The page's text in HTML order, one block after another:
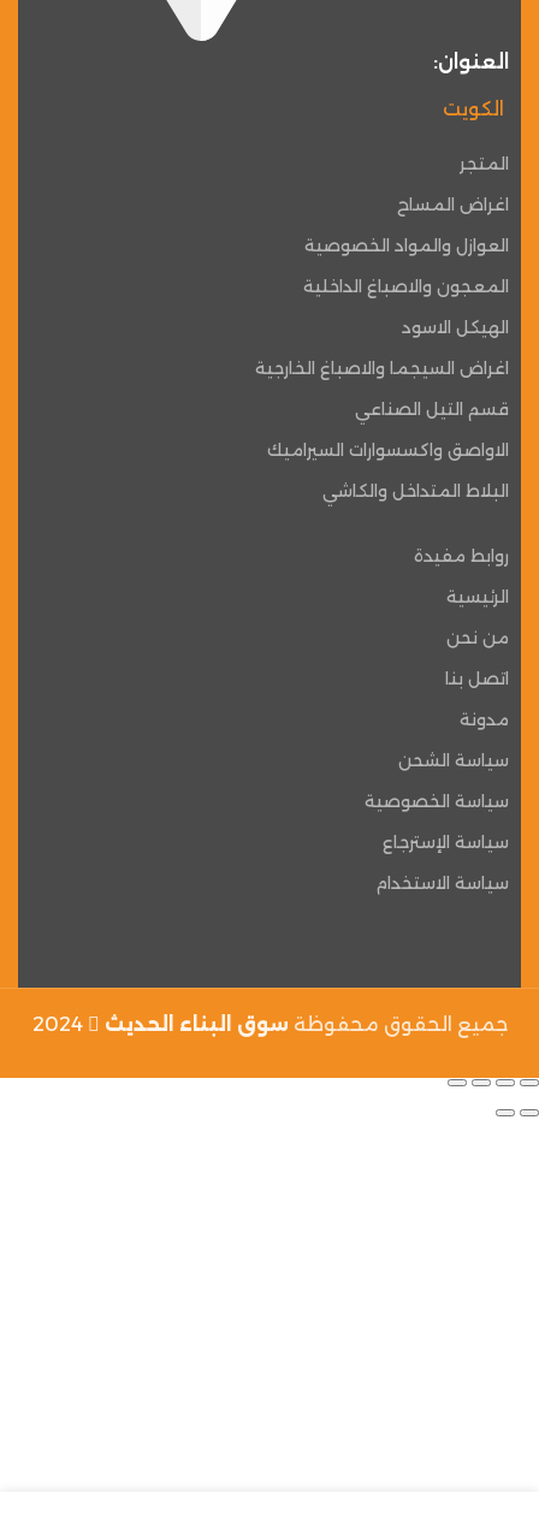
العنوان:
الكويت
المتجر
اغراض المساح
العوازل والمواد الخصوصية
المعجون والاصباغ الداخلية
الهيكل الاسود
اغراض السيجما والاصباغ الخارجية
قسم التيل الصناعي
الاواصق واكسسوارات السيراميك
البلاط المتداخل والكاشي
روابط مفيدة
الرئيسية
من نحن
اتصل بنا
مدونة
سياسة الشحن
سياسة الخصوصية
سياسة الإسترجاع
سياسة الاستخدام
جميع الحقوق محفوظة سوق البناء الحديث 2024